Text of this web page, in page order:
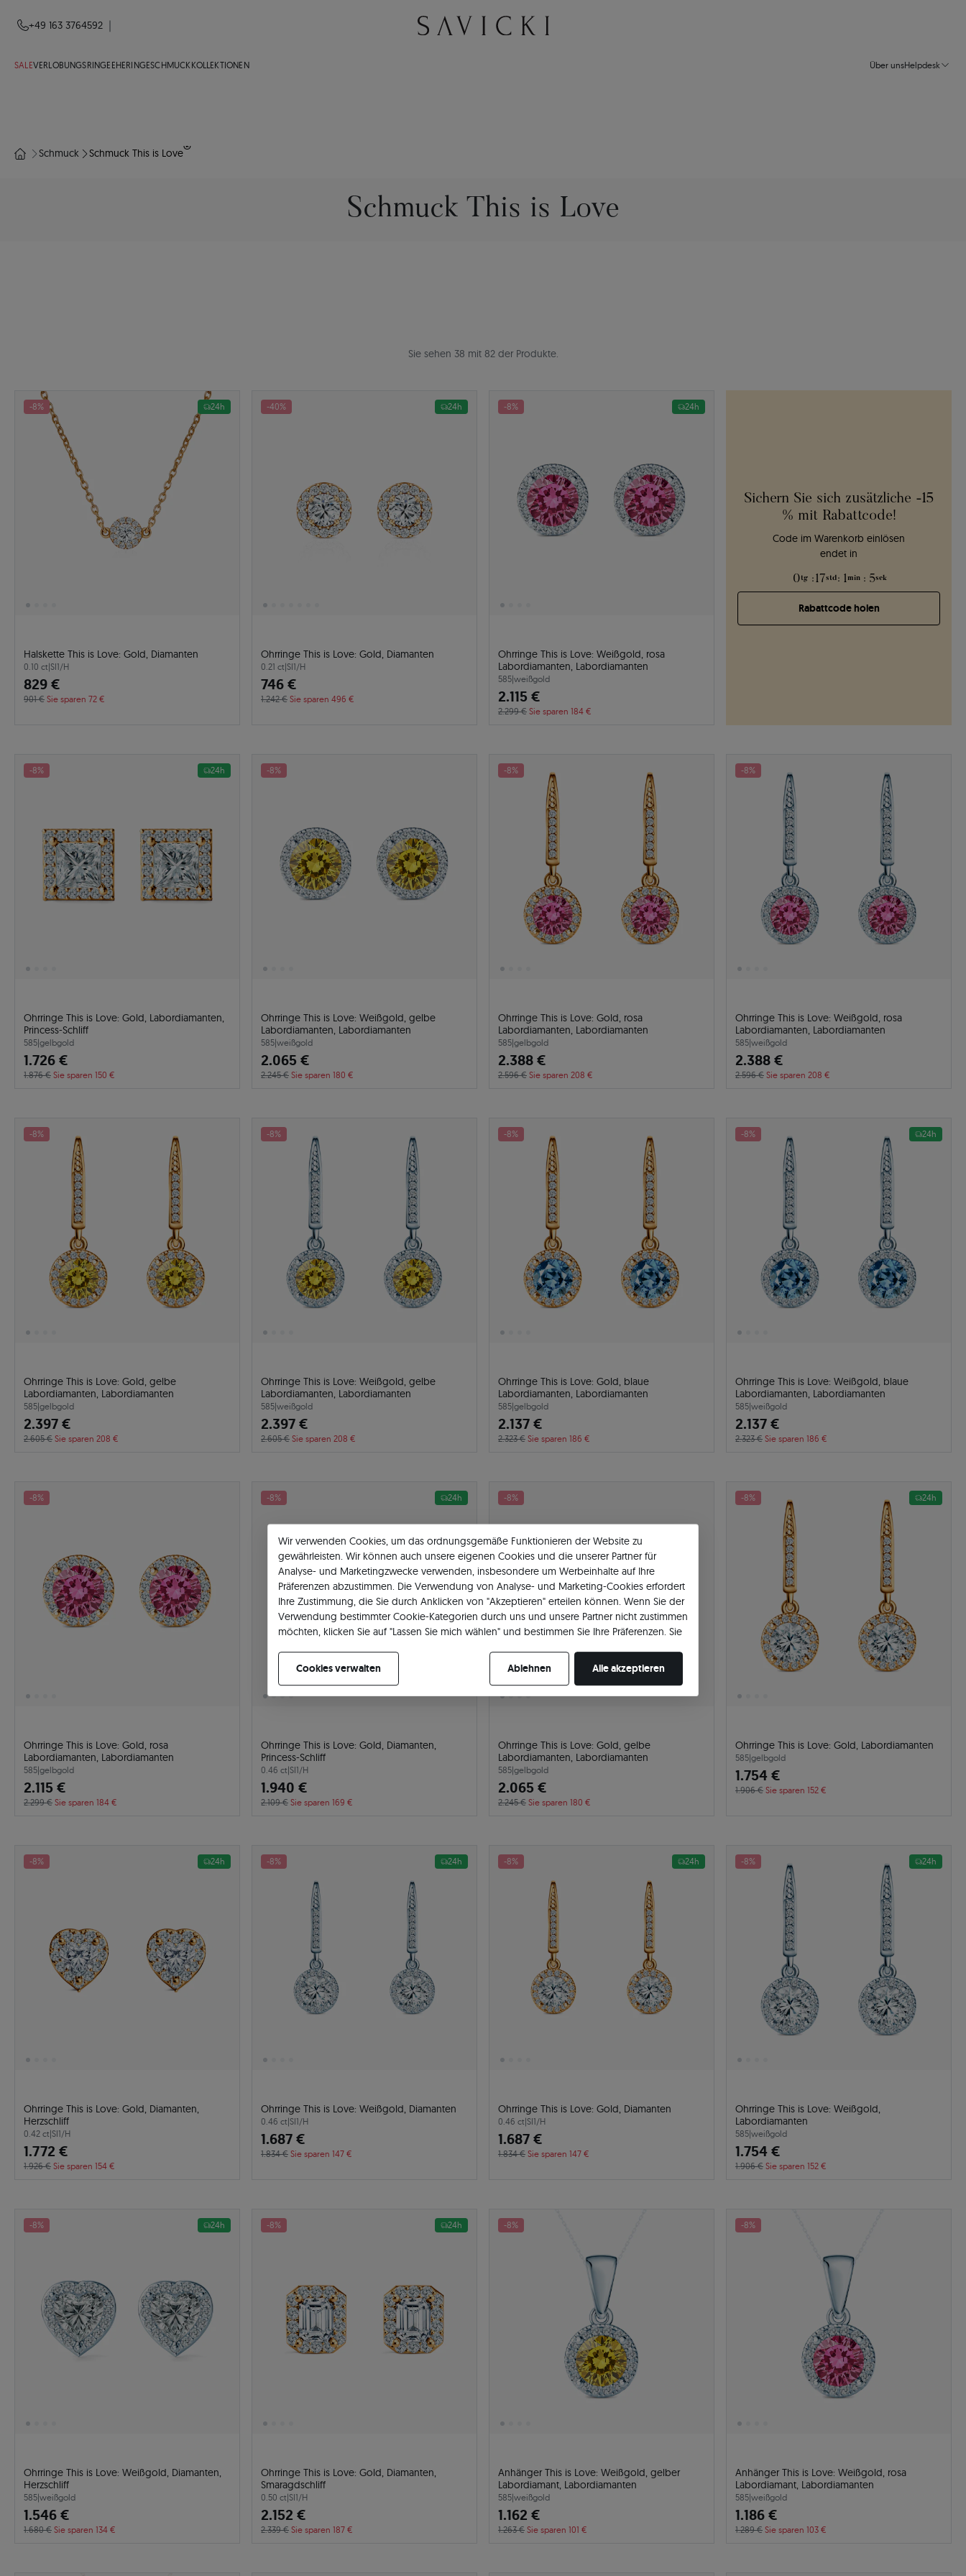
+49 163 3764592
SALEVERLOBUNGSRINGE EHERINGESCHMUCKKOLLEKTIONEN Über unsHelpdesk
Schmuck Schmuck This is Love®
Schmuck This is Love
Sie sehen 38 mit 82 der Produkte.
Sichern Sie sich zusätzliche -15
% mit Rabattcode!
Code im Warenkorb einlösen
endet in
0 tg :17std : 1min : 4sek
Rabattcode holen
-8% 24h
Halskette This is Love: Gold, Diamanten
0.10 ct|SI1/H
829 €
901 € Sie sparen 72 €
-40% 24h
Ohrringe This is Love: Gold, Diamanten
0.21 ct|SI1/H
746 €
1.242 € Sie sparen 496 €
-8% 24h
Ohrringe This is Love: Weißgold, rosa
Labordiamanten, Labordiamanten
585|weißgold
2.115 €
2.299 € Sie sparen 184 €
-8% 24h
Ohrringe This is Love: Gold, Labordiamanten,
Princess-Schliff
585|gelbgold
1.726 €
1.876 € Sie sparen 150 €
-8%
Ohrringe This is Love: Weißgold, gelbe
Labordiamanten, Labordiamanten
585|weißgold
2.065 €
2.245 € Sie sparen 180 €
-8%
Ohrringe This is Love: Gold, rosa
Labordiamanten, Labordiamanten
585|gelbgold
2.388 €
2.596 € Sie sparen 208 €
-8%
Ohrringe This is Love: Weißgold, rosa
Labordiamanten, Labordiamanten
585|weißgold
2.388 €
2.596 € Sie sparen 208 €
-8%
Ohrringe This is Love: Gold, gelbe
Labordiamanten, Labordiamanten
585|gelbgold
2.397 €
2.605 € Sie sparen 208 €
-8%
Ohrringe This is Love: Weißgold, gelbe
Labordiamanten, Labordiamanten
585|weißgold
2.397 €
2.605 € Sie sparen 208 €
-8%
Ohrringe This is Love: Gold, blaue
Labordiamanten, Labordiamanten
585|gelbgold
2.137 €
2.323 € Sie sparen 186 €
-8% 24h
Ohrringe This is Love: Weißgold, blaue
Labordiamanten, Labordiamanten
585|weißgold
2.137 €
2.323 € Sie sparen 186 €
-8%
Ohrringe This is Love: Gold, rosa
Labordiamanten, Labordiamanten
585|gelbgold
2.115 €
2.299 € Sie sparen 184 €
-8% 24h
Ohrringe This is Love: Gold, Diamanten,
Princess-Schliff
0.46 ct|SI1/H
1.940 €
2.109 € Sie sparen 169 €
-8%
Ohrringe This is Love: Gold, gelbe
Labordiamanten, Labordiamanten
585|gelbgold
2.065 €
2.245 € Sie sparen 180 €
-8% 24h
Ohrringe This is Love: Gold, Labordiamanten
585|gelbgold
1.754 €
1.906 € Sie sparen 152 €
-8% 24h
Ohrringe This is Love: Gold, Diamanten,
Herzschliff
0.42 ct|SI1/H
1.772 €
1.926 € Sie sparen 154 €
-8% 24h
Ohrringe This is Love: Weißgold, Diamanten
0.46 ct|SI1/H
1.687 €
1.834 € Sie sparen 147 €
-8% 24h
Ohrringe This is Love: Gold, Diamanten
0.46 ct|SI1/H
1.687 €
1.834 € Sie sparen 147 €
-8% 24h
Ohrringe This is Love: Weißgold,
Labordiamanten
585|weißgold
1.754 €
1.906 € Sie sparen 152 €
-8% 24h
Ohrringe This is Love: Weißgold, Diamanten,
Herzschliff
585|weißgold
1.546 €
1.680 € Sie sparen 134 €
-8% 24h
Ohrringe This is Love: Gold, Diamanten,
Smaragdschliff
0.50 ct|SI1/H
2.152 €
2.339 € Sie sparen 187 €
-8%
Anhänger This is Love: Weißgold, gelber
Labordiamant, Labordiamanten
585|weißgold
1.162 €
1.263 € Sie sparen 101 €
-8%
Anhänger This is Love: Weißgold, rosa
Labordiamant, Labordiamanten
585|weißgold
1.186 €
1.289 € Sie sparen 103 €
Wir verwenden Cookies, um das ordnungsgemäße Funktionieren der Website zu
gewährleisten. Wir können auch unsere eigenen Cookies und die unserer Partner für
Analyse- und Marketingzwecke verwenden, insbesondere um Werbeinhalte auf Ihre
Präferenzen abzustimmen. Die Verwendung von Analyse- und Marketing-Cookies erfordert
Ihre Zustimmung, die Sie durch Anklicken von "Akzeptieren" erteilen können. Wenn Sie der
Verwendung bestimmter Cookie-Kategorien durch uns und unsere Partner nicht zustimmen
möchten, klicken Sie auf "Lassen Sie mich wählen" und bestimmen Sie Ihre Präferenzen. Sie
Cookies verwalten
Ablehnen Alle akzeptieren